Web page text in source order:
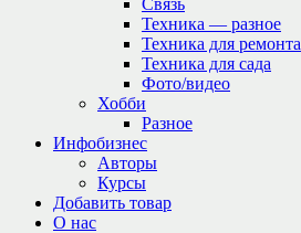
Связь
Техника — разное
Техника для ремонта
Техника для сада
Фото/видео
Хобби
Разное
Инфобизнес
Авторы
Курсы
Добавить товар
О нас